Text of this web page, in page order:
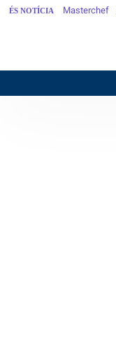
ÉS NOTÍCIA Masterchef